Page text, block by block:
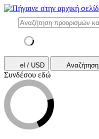
el / USD Αναζήτηση
Συνδέσου εδώ